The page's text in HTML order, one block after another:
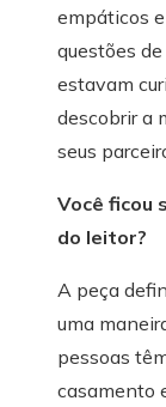
empáticos
questões
estavam
descobrir a
seus
Você ficou
do leitor?
A peça
uma
pessoas
casamento